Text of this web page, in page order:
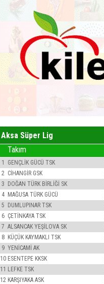
Aksa Süper Lig
Takım
1 GENÇLİK GÜCÜ TSK
2 CİHANGİR GSK
3 DOĞAN TÜRK BİRLİĞİ SK
4 MAĞUSA TÜRK GÜCÜ
5 DUMLUPINAR TSK
6 ÇETİNKAYA TSK
7 ALSANCAK YEŞİLOVA SK
8 KÜÇÜK KAYMAKLI TSK
9 YENİCAMİ AK
10 ESENTEPE KKSK
11 LEFKE TSK
12 KARŞIYAKA ASK